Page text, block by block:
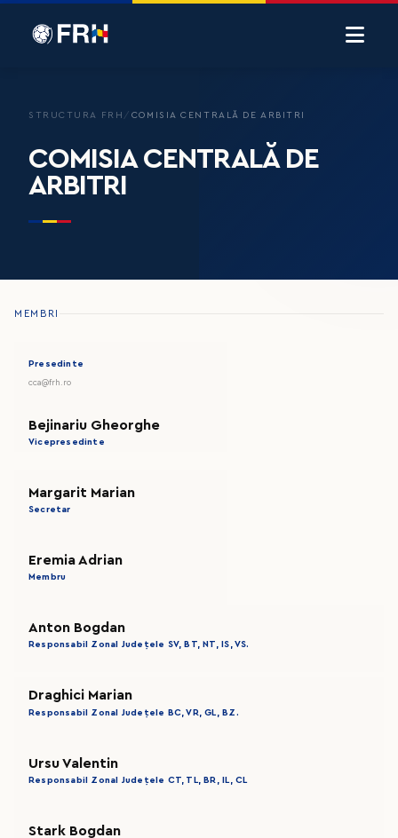
STRUCTURA FRH / COMISIA CENTRALĂ DE ARBITRI
COMISIA CENTRALĂ DE
ARBITRI
MEMBRI
Presedinte
cca@frh.ro
Bejinariu Gheorghe
Vicepresedinte
Margarit Marian
Secretar
Eremia Adrian
Membru
Anton Bogdan
Responsabil Zonal Județele SV, BT, NT, IS, VS.
Draghici Marian
Responsabil Zonal Județele BC, VR, GL, BZ.
Ursu Valentin
Responsabil Zonal Județele CT, TL, BR, IL, CL
Stark Bogdan